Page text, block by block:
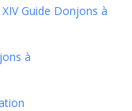
Guide Donjons à
à